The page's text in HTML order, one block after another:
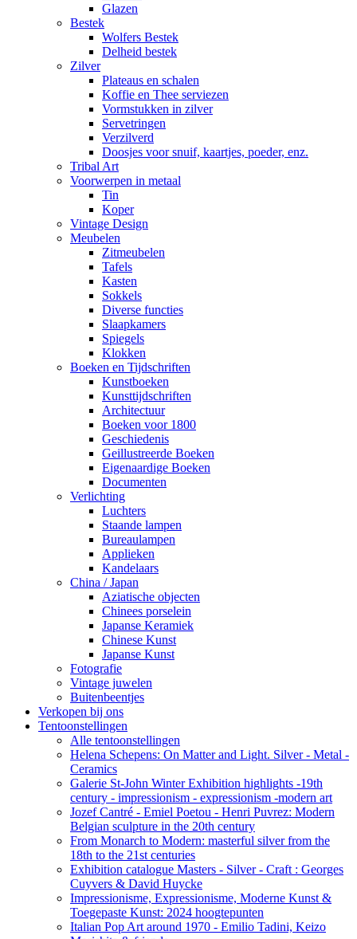
Glazen
Bestek
Wolfers Bestek
Delheid bestek
Zilver
Plateaus en schalen
Koffie en Thee serviezen
Vormstukken in zilver
Servetringen
Verzilverd
Doosjes voor snuif, kaartjes, poeder, enz.
Tribal Art
Voorwerpen in metaal
Tin
Koper
Vintage Design
Meubelen
Zitmeubelen
Tafels
Kasten
Sokkels
Diverse functies
Slaapkamers
Spiegels
Klokken
Boeken en Tijdschriften
Kunstboeken
Kunsttijdschriften
Architectuur
Boeken voor 1800
Geschiedenis
Geillustreerde Boeken
Eigenaardige Boeken
Documenten
Verlichting
Luchters
Staande lampen
Bureaulampen
Applieken
Kandelaars
China / Japan
Aziatische objecten
Chinees porselein
Japanse Keramiek
Chinese Kunst
Japanse Kunst
Fotografie
Vintage juwelen
Buitenbeentjes
Verkopen bij ons
Tentoonstellingen
Alle tentoonstellingen
Helena Schepens: On Matter and Light. Silver - Metal -
Ceramics
Galerie St-John Winter Exhibition highlights -19th
century - impressionism - expressionism -modern art
Jozef Cantré - Emiel Poetou - Henri Puvrez: Modern
Belgian sculpture in the 20th century
From Monarch to Modern: masterful silver from the
18th to the 21st centuries
Exhibition catalogue Masters - Silver - Craft : Georges
Cuyvers & David Huycke
Impressionisme, Expressionisme, Moderne Kunst &
Toegepaste Kunst: 2024 hoogtepunten
Italian Pop Art around 1970 - Emilio Tadini, Keizo